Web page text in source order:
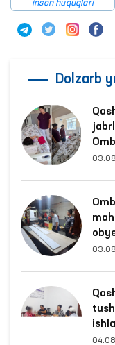
inson huquqlari
Dolzarb